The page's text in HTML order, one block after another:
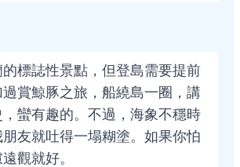
標誌性景點，但登島需要提前
賞鯨豚之旅，船繞島一圈，講
蠻有趣的。不過，海象不穩時
友就吐得一塌糊塗。如果你怕
觀就好。